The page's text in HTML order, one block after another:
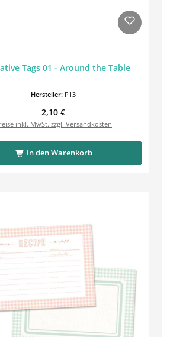
Tags 01 - Around the Table
Hersteller: P13
Regulärer Preis:
2,10 €
inkl. MwSt. zzgl. Versandkosten
In den Warenkorb